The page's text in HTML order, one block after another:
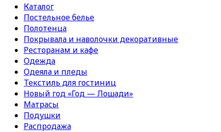
Каталог
Постельное белье
Полотенца
Покрывала и наволочки декоративные
Ресторанам и кафе
Одежда
Одеяла и пледы
Текстиль для гостиниц
Новый год «Год — Лошади»
Матрасы
Подушки
Распродажа